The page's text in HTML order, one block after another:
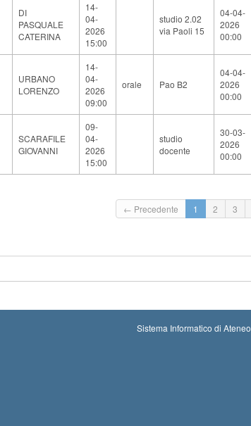
DI
PASQUALE
CATERINA
14-
04-
2026
15:00
studio 2.02
via Paoli 15
04-04-
2026
00:00
URBANO
LORENZO
14-
04-
2026
09:00
orale Pao B2
04-04-
2026
00:00
SCARAFILE
GIOVANNI
09-
04-
2026
15:00
studio
docente
30-03-
2026
00:00
← Precedente
1 2 3
Sistema Informatico di Ateneo